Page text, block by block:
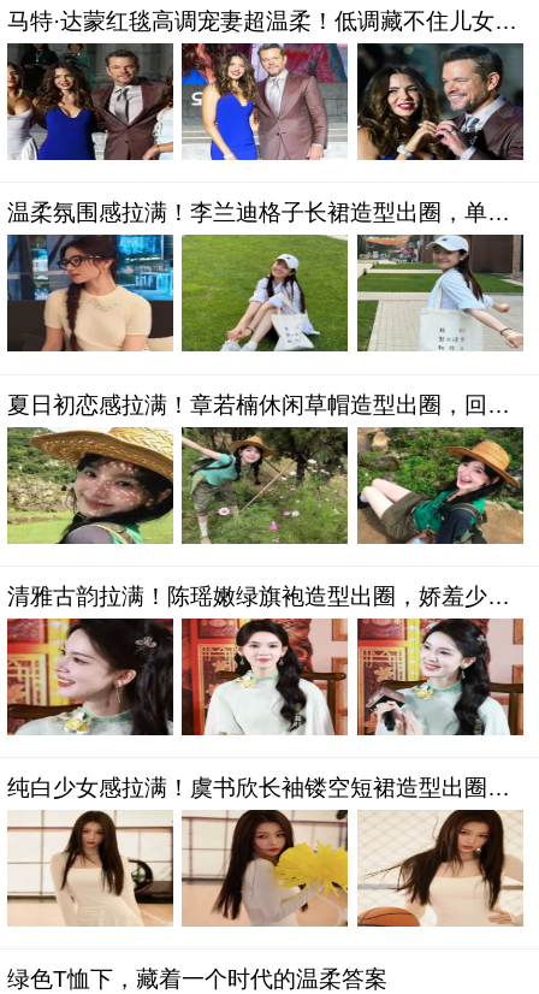
马特·达蒙红毯高调宠妻超温柔！低调藏不住儿女亮
眼成长轨迹
温柔氛围感拉满！李兰迪格子长裙造型出圈，单麻
花辫解锁清甜矜贵气质
夏日初恋感拉满！章若楠休闲草帽造型出圈，回眸
甜笑灵动治愈
清雅古韵拉满！陈瑶嫩绿旗袍造型出圈，娇羞少女
感温柔到骨子里
纯白少女感拉满！虞书欣长袖镂空短裙造型出圈，
灵动元气太吸睛
绿色T恤下，藏着一个时代的温柔答案